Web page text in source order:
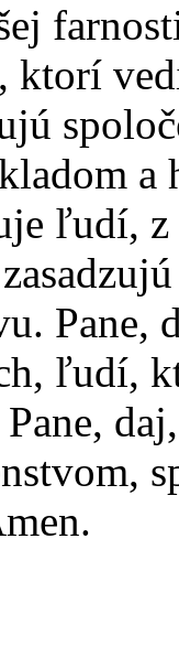
ktorí
a
ľudí,
Pane,
ľudí,